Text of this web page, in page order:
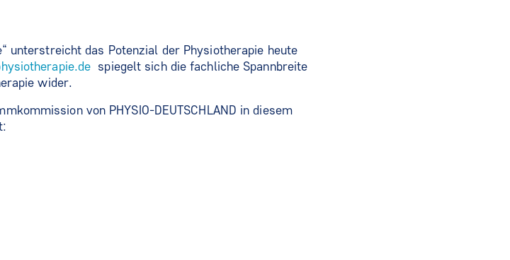
unterstreicht das Potenzial der Physiotherapie heute
spiegelt sich die fachliche Spannbreite
wider.
von PHYSIO-DEUTSCHLAND in diesem